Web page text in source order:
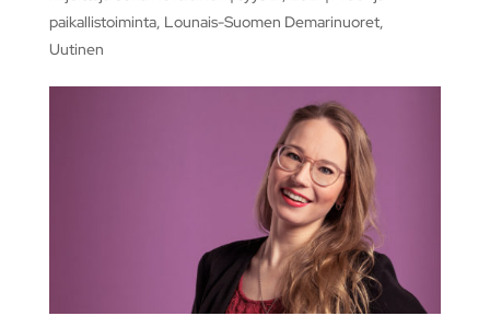
paikallistoiminta, Lounais-Suomen Demarinuoret,
Uutinen